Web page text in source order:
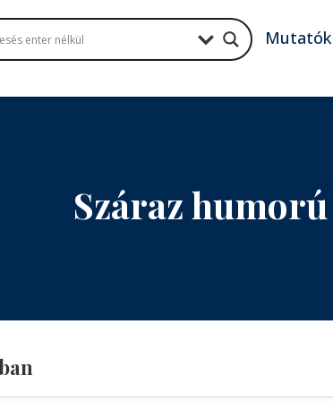
Mutatók
Száraz humorú